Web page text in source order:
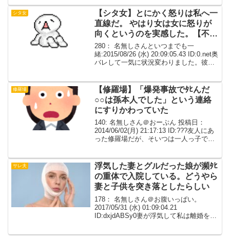
助と私は、大学生の...
シタ女
【シタ女】とにかく怒りは私へ一
直線だ。 やはり女は女に怒りが
向くというのを実感した。【不
明】
280： 名無しさんといつまでも一
緒:2015/08/26 (水) 20:09:05.43 ID:0.net奥
バレして一気に状況変わりました。彼は
出ていくなら不倫相手の...
修羅場
【修羅場】「爆発事故でﾀﾋんだ
○○は孫本人でした」という連絡
にすりかわっていた
140: 名無しさん＠おーぷん 投稿日：
2014/06/02(月) 21:17:13 ID:???友人にあ
った修羅場だが、そいつは一人っ子で両
いなかった。友人は地元から...
サレ夫
浮気した妻とグルだった娘が瀕ﾀﾋ
の重体で入院している。どうやら
妻と子供を突き落としたらしい
178： 名無しさん＠お腹いっぱい。
2017/05/31 (水) 01:09:04.21
ID:dxjdABSy0妻が浮気して私は離婚を切